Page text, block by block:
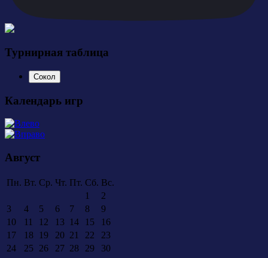
Турнирная таблица
Сокол
Календарь игр
Август
Пн. Вт. Ср. Чт. Пт. Сб. Вс.
1
2
3
4 5 6 7 8
9
10
11 12 13 14 15
16
17
18 19 20 21 22
23
24
25 26 27 28 29
30